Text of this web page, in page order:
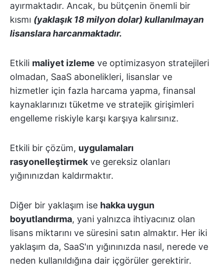
ayırmaktadır. Ancak, bu bütçenin önemli bir
kısmı (yaklaşık 18 milyon dolar) kullanılmayan
lisanslara harcanmaktadır.
Etkili maliyet izleme ve optimizasyon stratejileri
olmadan, SaaS abonelikleri, lisanslar ve
hizmetler için fazla harcama yapma, finansal
kaynaklarınızı tüketme ve stratejik girişimleri
engelleme riskiyle karşı karşıya kalırsınız.
Etkili bir çözüm, uygulamaları
rasyonelleştirmek ve gereksiz olanları
yığınınızdan kaldırmaktır.
Diğer bir yaklaşım ise hakka uygun
boyutlandırma, yani yalnızca ihtiyacınız olan
lisans miktarını ve süresini satın almaktır. Her iki
yaklaşım da, SaaS'ın yığınınızda nasıl, nerede ve
neden kullanıldığına dair içgörüler gerektirir.